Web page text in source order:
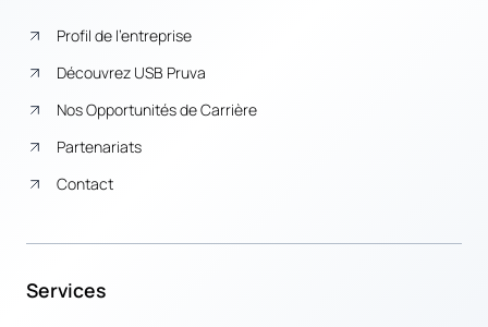
Profil de l’entreprise
Découvrez USB Pruva
Nos Opportunités de Carrière
Partenariats
Contact
Services